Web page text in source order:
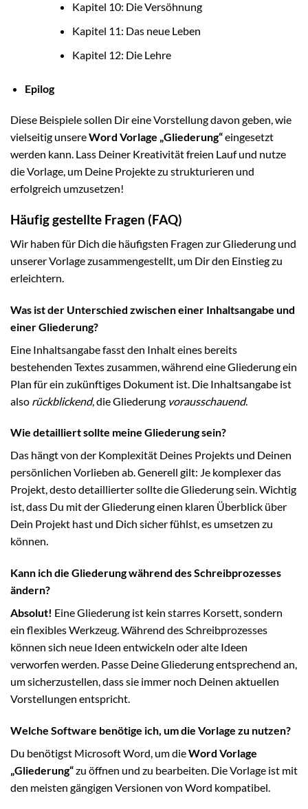
Kapitel 10: Die Versöhnung
Kapitel 11: Das neue Leben
Kapitel 12: Die Lehre
Epilog
Diese Beispiele sollen Dir eine Vorstellung davon geben, wie
vielseitig unsereWord Vorlage „Gliederung“eingesetzt
werden kann. Lass Deiner Kreativität freien Lauf und nutze
die Vorlage, um Deine Projekte zu strukturieren und
erfolgreich umzusetzen!
Häufig gestellte Fragen (FAQ)
Wir haben für Dich die häufigsten Fragen zur Gliederung und
unserer Vorlage zusammengestellt, um Dir den Einstieg zu
erleichtern.
Was ist der Unterschied zwischen einer Inhaltsangabe und
einer Gliederung?
Eine Inhaltsangabe fasst den Inhalt eines bereits
bestehenden Textes zusammen, während eine Gliederung ein
Plan für ein zukünftiges Dokument ist. Die Inhaltsangabe ist
also rückblickend, die Gliederung vorausschauend.
Wie detailliert sollte meine Gliederung sein?
Das hängt von der Komplexität Deines Projekts und Deinen
persönlichen Vorlieben ab. Generell gilt: Je komplexer das
Projekt, desto detaillierter sollte die Gliederung sein. Wichtig
ist, dass Du mit der Gliederung einen klaren Überblick über
Dein Projekt hast und Dich sicher fühlst, es umsetzen zu
können.
Kann ich die Gliederung während des Schreibprozesses
ändern?
Absolut! Eine Gliederung ist kein starres Korsett, sondern
ein flexibles Werkzeug. Während des Schreibprozesses
können sich neue Ideen entwickeln oder alte Ideen
verworfen werden. Passe Deine Gliederung entsprechend an,
um sicherzustellen, dass sie immer noch Deinen aktuellen
Vorstellungen entspricht.
Welche Software benötige ich, um die Vorlage zu nutzen?
Du benötigst Microsoft Word, um dieWord Vorlage
„Gliederung“zu öffnen und zu bearbeiten. Die Vorlage ist mit
den meisten gängigen Versionen von Word kompatibel.